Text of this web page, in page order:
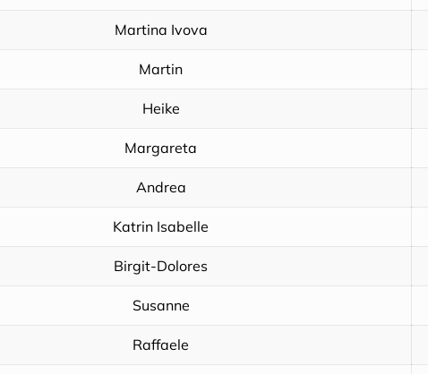
Martina Ivova
Martin
Heike
Margareta
Andrea
Katrin Isabelle
Birgit-Dolores
Susanne
Raffaele